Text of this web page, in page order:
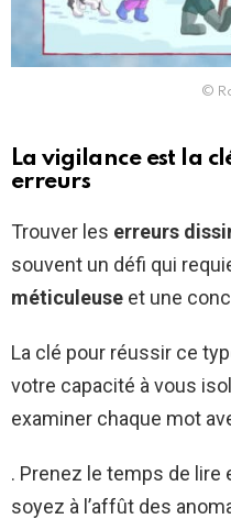
©
La vigilance est la
erreurs
Trouver les erreurs
souvent un défi qui
méticuleuse et une
La clé pour réussir ce
votre capacité à vous
examiner chaque mot
. Prenez le temps de lire
soyez à l’affût des